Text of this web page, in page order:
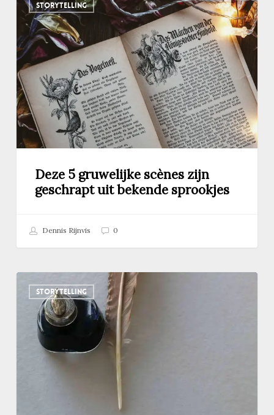
STORYTELLING
gruwelijke
scènes
zijn
geschrapt
uit
bekende
sprookjes
Deze 5 gruwelijke scènes zijn
geschrapt uit bekende sprookjes
Dennis Rijnvis 0
STORYTELLING
Franse
schrijfster
ganzenveer